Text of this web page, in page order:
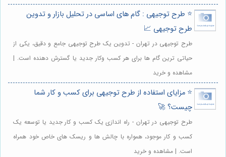
⭐️ طرح توجیهی : گام های اساسی در تحلیل بازار و تدوین
طرح توجیهی 📈
طرح توجیهی در تهران - تدوین یک طرح توجیهی جامع و دقیق، یکی از
حیاتی ترین گام ها برای هر کسب وکار جدید یا گسترش دهنده است. |
مشاهده و خرید
⭐️ مزایای استفاده از طرح توجیهی برای کسب و کار شما
چیست؟ 🚀
طرح توجیهی در تهران - راه اندازی یک کسب و کار جدید یا توسعه یک
کسب و کار موجود، همواره با چالش ها و ریسک های خاص خود همراه
است. | مشاهده و خرید